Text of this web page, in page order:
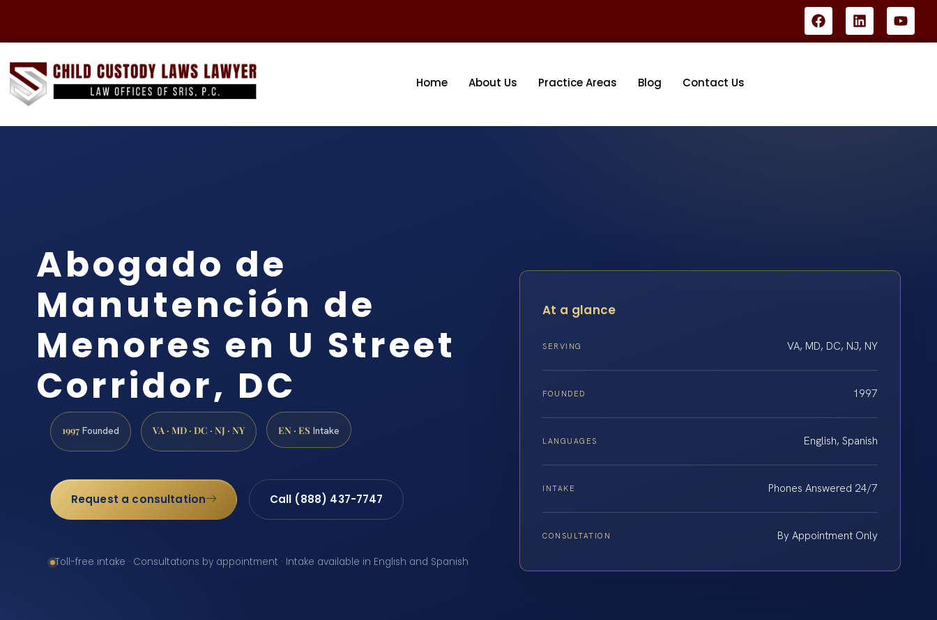
Home About Us Practice Areas Blog Contact Us
Abogado de
Manutención de
Menores en U Street
Corridor, DC
1997 Founded VA · MD · DC · NJ · NY EN · ES Intake
Request a consultation Call (888) 437-7747
Toll-free intake · Consultations by appointment · Intake available in English and Spanish
At a glance
SERVING VA, MD, DC, NJ, NY
FOUNDED 1997
LANGUAGES English, Spanish
INTAKE Phones Answered 24/7
CONSULTATION By Appointment Only